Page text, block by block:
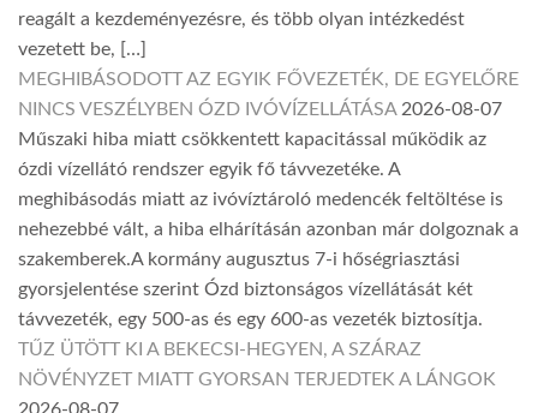
reagált a kezdeményezésre, és több olyan intézkedést
vezetett be, […]
MEGHIBÁSODOTT AZ EGYIK FŐVEZETÉK, DE EGYELŐRE
NINCS VESZÉLYBEN ÓZD IVÓVÍZELLÁTÁSA 2026-08-07
Műszaki hiba miatt csökkentett kapacitással működik az
ózdi vízellátó rendszer egyik fő távvezetéke. A
meghibásodás miatt az ivóvíztároló medencék feltöltése is
nehezebbé vált, a hiba elhárításán azonban már dolgoznak a
szakemberek.A kormány augusztus 7-i hőségriasztási
gyorsjelentése szerint Ózd biztonságos vízellátását két
távvezeték, egy 500-as és egy 600-as vezeték biztosítja.
TŰZ ÜTÖTT KI A BEKECSI-HEGYEN, A SZÁRAZ
NÖVÉNYZET MIATT GYORSAN TERJEDTEK A LÁNGOK
2026-08-07